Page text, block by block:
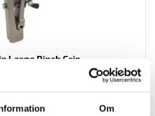
Om
Large Pinch Grip
för användning tillsammans med
LÄS MER